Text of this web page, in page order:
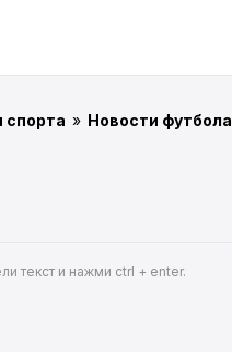
спорта » Новости футбола
текст и нажми ctrl + enter.